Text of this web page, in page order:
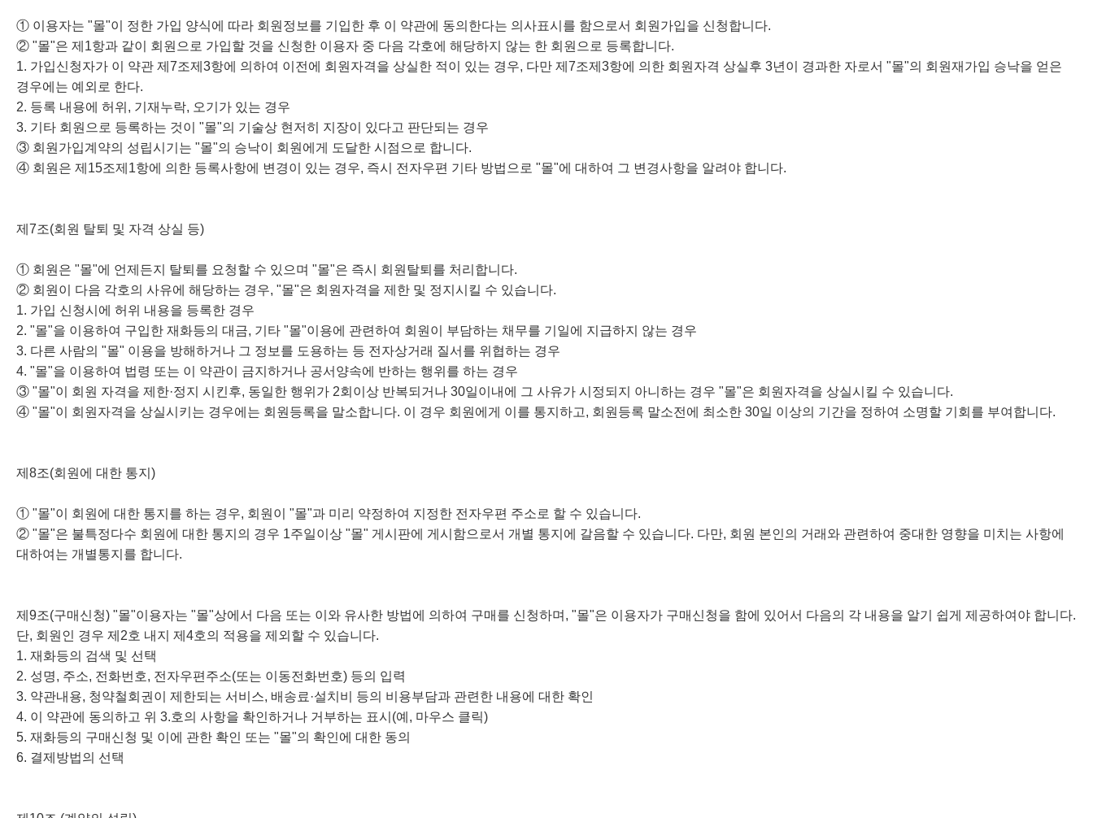
① 이용자는 "몰"이 정한 가입 양식에 따라 회원정보를 기입한 후 이 약관에 동의한다는 의사표시를 함으로서 회원가입을 신청합니다.
② "몰"은 제1항과 같이 회원으로 가입할 것을 신청한 이용자 중 다음 각호에 해당하지 않는 한 회원으로 등록합니다.
1. 가입신청자가 이 약관 제7조제3항에 의하여 이전에 회원자격을 상실한 적이 있는 경우, 다만 제7조제3항에 의한 회원자격 상실후 3년이 경과한 자로서 "몰"의 회원재가입 승낙을 얻은
경우에는 예외로 한다.
2. 등록 내용에 허위, 기재누락, 오기가 있는 경우
3. 기타 회원으로 등록하는 것이 "몰"의 기술상 현저히 지장이 있다고 판단되는 경우
③ 회원가입계약의 성립시기는 "몰"의 승낙이 회원에게 도달한 시점으로 합니다.
④ 회원은 제15조제1항에 의한 등록사항에 변경이 있는 경우, 즉시 전자우편 기타 방법으로 "몰"에 대하여 그 변경사항을 알려야 합니다.
제7조(회원 탈퇴 및 자격 상실 등)
① 회원은 "몰"에 언제든지 탈퇴를 요청할 수 있으며 "몰"은 즉시 회원탈퇴를 처리합니다.
② 회원이 다음 각호의 사유에 해당하는 경우, "몰"은 회원자격을 제한 및 정지시킬 수 있습니다.
1. 가입 신청시에 허위 내용을 등록한 경우
2. "몰"을 이용하여 구입한 재화등의 대금, 기타 "몰"이용에 관련하여 회원이 부담하는 채무를 기일에 지급하지 않는 경우
3. 다른 사람의 "몰" 이용을 방해하거나 그 정보를 도용하는 등 전자상거래 질서를 위협하는 경우
4. "몰"을 이용하여 법령 또는 이 약관이 금지하거나 공서양속에 반하는 행위를 하는 경우
③ "몰"이 회원 자격을 제한·정지 시킨후, 동일한 행위가 2회이상 반복되거나 30일이내에 그 사유가 시정되지 아니하는 경우 "몰"은 회원자격을 상실시킬 수 있습니다.
④ "몰"이 회원자격을 상실시키는 경우에는 회원등록을 말소합니다. 이 경우 회원에게 이를 통지하고, 회원등록 말소전에 최소한 30일 이상의 기간을 정하여 소명할 기회를 부여합니다.
제8조(회원에 대한 통지)
① "몰"이 회원에 대한 통지를 하는 경우, 회원이 "몰"과 미리 약정하여 지정한 전자우편 주소로 할 수 있습니다.
② "몰"은 불특정다수 회원에 대한 통지의 경우 1주일이상 "몰" 게시판에 게시함으로서 개별 통지에 갈음할 수 있습니다. 다만, 회원 본인의 거래와 관련하여 중대한 영향을 미치는 사항에
대하여는 개별통지를 합니다.
제9조(구매신청) "몰"이용자는 "몰"상에서 다음 또는 이와 유사한 방법에 의하여 구매를 신청하며, "몰"은 이용자가 구매신청을 함에 있어서 다음의 각 내용을 알기 쉽게 제공하여야 합니다.
단, 회원인 경우 제2호 내지 제4호의 적용을 제외할 수 있습니다.
1. 재화등의 검색 및 선택
2. 성명, 주소, 전화번호, 전자우편주소(또는 이동전화번호) 등의 입력
3. 약관내용, 청약철회권이 제한되는 서비스, 배송료·설치비 등의 비용부담과 관련한 내용에 대한 확인
4. 이 약관에 동의하고 위 3.호의 사항을 확인하거나 거부하는 표시(예, 마우스 클릭)
5. 재화등의 구매신청 및 이에 관한 확인 또는 "몰"의 확인에 대한 동의
6. 결제방법의 선택